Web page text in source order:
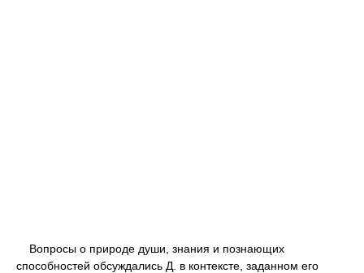
Вопросы о природе души, знания и познающих
способностей обсуждались Д. в контексте, заданном его